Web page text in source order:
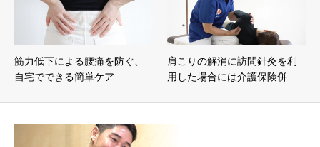
筋力低下による腰痛を防ぐ、
自宅でできる簡単ケア
肩こりの解消に訪問針灸を利
用した場合には介護保険併…